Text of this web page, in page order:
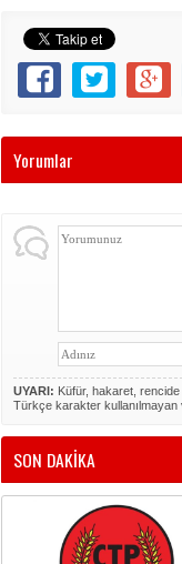
Yorumlar
UYARI: Küfür, hakaret, rencide
Türkçe karakter kullanılmayan
SON DAKİKA